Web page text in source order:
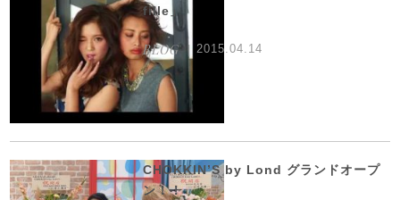
fille」
BLOG 2015.04.14
CHOKKIN’S by Lond グランドオープ
ン！！